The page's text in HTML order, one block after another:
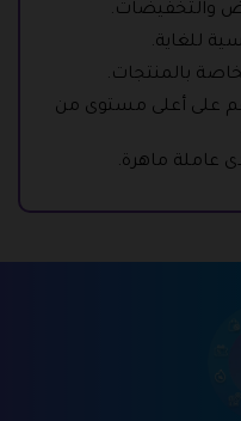
والتخفيضات.
للغاية.
بالمنتجات.
على أعلى مستوى من
عاملة ماهرة.